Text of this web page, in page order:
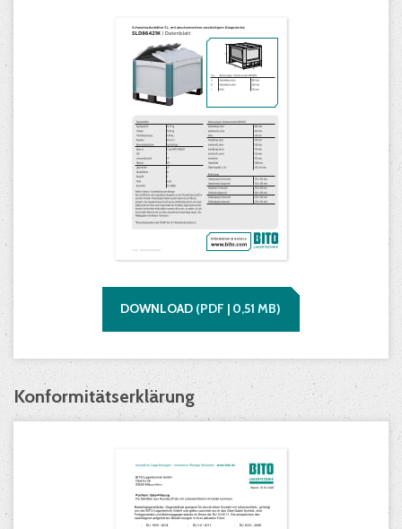
DOWNLOAD (PDF | 0,51 MB)
Konformitätserklärung